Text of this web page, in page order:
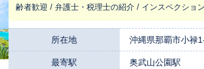
齢者歓迎 / 弁護士・税理士の紹介 / インスペクショ
所在地 沖縄県那覇市小禄
最寄駅 奥武山公園駅